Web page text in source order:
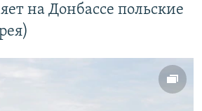
на Донбассе польские